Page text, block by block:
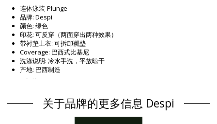
连体泳装-Plunge
品牌: Despi
颜色: 绿色
印花: 可反穿（两面穿出两种效果）
带衬垫上衣: 可拆卸襯墊
Coverage: 巴西式比基尼
洗涤说明: 冷水手洗，平放晾干
产地: 巴西制造
连体泳装 绿色 Despi SUMMER
组成 / 成分
组成 / 成分: 85% Polyamide, 15% Elastane
衬里: 100% Polyamide
关于品牌的更多信息 Despi